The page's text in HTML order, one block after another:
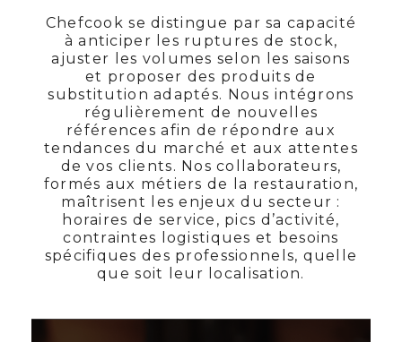
Chefcook se distingue par sa capacité
à anticiper les ruptures de stock,
ajuster les volumes selon les saisons
et proposer des produits de
substitution adaptés. Nous intégrons
régulièrement de nouvelles
références afin de répondre aux
tendances du marché et aux attentes
de vos clients. Nos collaborateurs,
formés aux métiers de la restauration,
maîtrisent les enjeux du secteur :
horaires de service, pics d’activité,
contraintes logistiques et besoins
spécifiques des professionnels, quelle
que soit leur localisation.